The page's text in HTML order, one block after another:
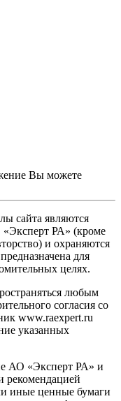
Вы можете
сайта являются
«Эксперт РА» (кроме
и охраняются
для
целях.
любым
согласия со
www.raexpert.ru
указанных
АО «Эксперт РА» и
рекомендацией
иные ценные бумаги